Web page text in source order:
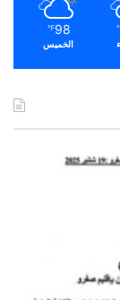
98
℉
الخميس